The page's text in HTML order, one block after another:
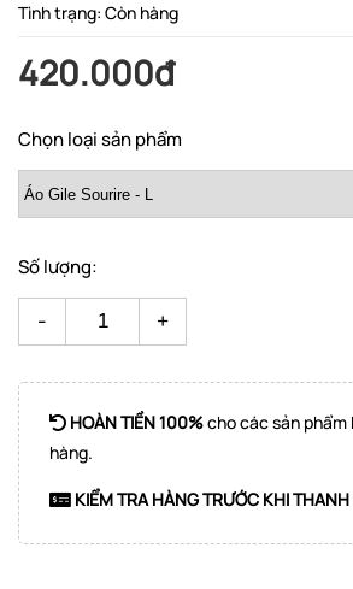
Tình trạng: Còn hàng
420.000đ
Chọn loại sản phẩm
Số lượng:
- +
HOÀN TIỀN 100%cho các sản phẩm
hàng.
KIỂM TRA HÀNG TRƯỚC KHI